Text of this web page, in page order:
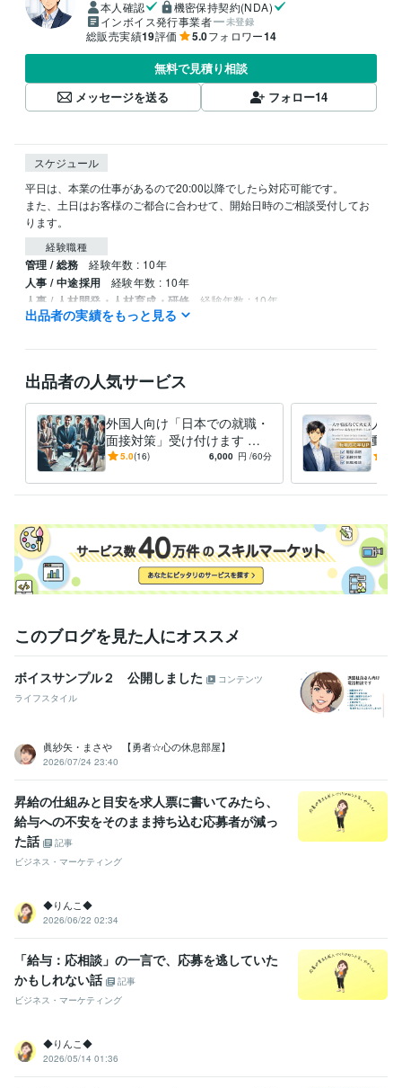
本人確認
機密保持契約(NDA)
インボイス発行事業者
未登録
総販売実績19評価 5.0フォロワー14
無料で見積り相談
メッセージを送る
フォロー14
スケジュール
平日は、本業の仕事があるので20:00以降でしたら対応可能です。
また、土日はお客様のご都合に合わせて、開始日時のご相談受付してお
ります。
経験職種
管理 / 総務 経験年数 : 10年
人事 / 中途採用 経験年数 : 10年
人事 / 人材開発・人材育成・研修 経験年数 : 10年
日商簿記検定2級 取得年 : 2017年
プログラミング言語・フレームワーク
Python:1年
ビジネス・クリエイティブツール
WordPress:3年Excel:20年Google スプレッドシート:4年
Google ドキュメント:2年
学歴
青山学院大学 2009年3月 ~ 2013年2月
出品者の実績をもっと見る
出品者の人気サービス
外国人向け「日本での就職・
面接対策」受け付けます 日
本の就職・面接を成功させる
5.0(16) 6,000 円 /60分
人
動を
なた
す
このブログを見た人にオススメ
ボイスサンプル２ 公開しました
コンテンツ
ライフスタイル
眞紗矢・まさや 【勇者☆心の休息部屋】
2026/07/24 23:40
昇給の仕組みと目安を求人票に書いてみたら、
給与への不安をそのまま持ち込む応募者が減っ
た話
記事
ビジネス・マーケティング
◆りんこ◆
2026/06/22 02:34
「給与：応相談」の一言で、応募を逃していた
かもしれない話
記事
ビジネス・マーケティング
◆りんこ◆
2026/05/14 01:36